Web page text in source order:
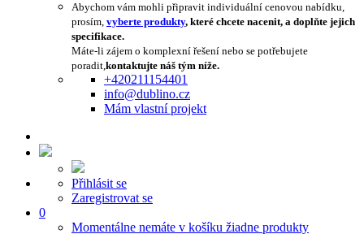
Abychom vám mohli připravit individuální cenovou nabídku,
prosím, vyberte produkty, které chcete nacenit, a doplňte jejich
specifikace.
Máte-li zájem o komplexní řešení nebo se potřebujete
poradit,kontaktujte náš tým níže.
+420211154401
info@dublino.cz
Mám vlastní projekt
Přihlásit se
Zaregistrovat se
0
Momentálne nemáte v košíku žiadne produkty